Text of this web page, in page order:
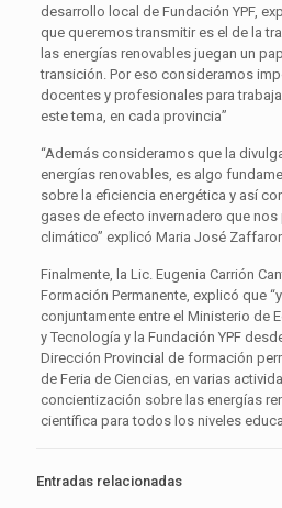
desarrollo local de Fundación YPF,
que queremos transmitir es el de la
las energías renovables juegan un
transición. Por eso consideramos
docentes y profesionales para
este tema, en cada provincia”
“Además consideramos que la
energías renovables, es algo
sobre la eficiencia energética y así
gases de efecto invernadero que
climático” explicó Maria José
Finalmente, la Lic. Eugenia Carrión
Formación Permanente, explicó que
conjuntamente entre el Ministerio de
y Tecnología y la Fundación YPF
Dirección Provincial de formación
de Feria de Ciencias, en varias
concientización sobre las energías
científica para todos los niveles
Entradas relacionadas